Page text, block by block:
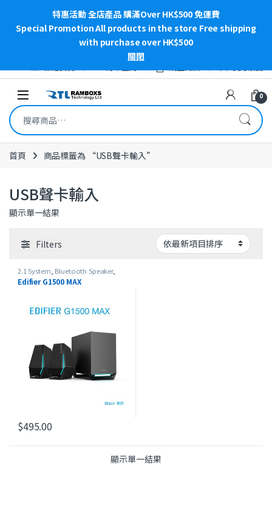
特惠活動 全店產品 購滿Over HK$500 免運費
Special Promotion All products in the store Free shipping
with purchase over HK$500
關閉
Open 0
搜尋關鍵字:
首頁 商品標籤為 “USB聲卡輸入”
USB聲卡輸入
顯示單一結果
Filters
2.1 System Bluetooth Speaker,
Edifier Edifier 電競遊戲系列 USB
Speaker
Edifier G1500 MAX
$495.00
顯示單一結果